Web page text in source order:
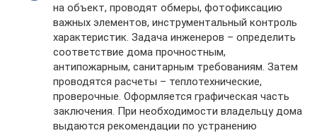
на объект, проводят обмеры, фотофиксацию
важных элементов, инструментальный контроль
характеристик. Задача инженеров – определить
соответствие дома прочностным,
антипожарным, санитарным требованиям. Затем
проводятся расчеты – теплотехнические,
проверочные. Оформляется графическая часть
заключения. При необходимости владельцу дома
выдаются рекомендации по устранению